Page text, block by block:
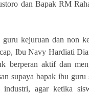
dan Bapak RM
guru kejuruan dan non
Ibu Navy Hardiati
berperan aktif dan
supaya bapak ibu
industri, agar ketika